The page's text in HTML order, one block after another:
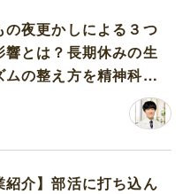
の夜更かしによる３つ
響とは？長期休みの生
ムの整え方を精神科医
紹介】部活に打ち込ん